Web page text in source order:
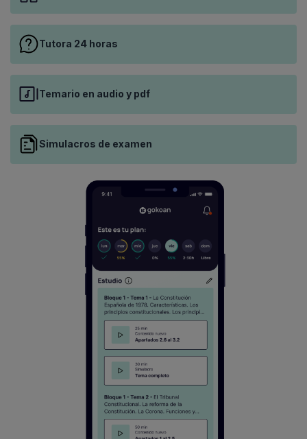
Tutora 24 horas
Temario en audio y pdf
Simulacros de examen